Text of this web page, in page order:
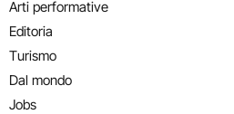
Arti performative
Editoria
Turismo
Dal mondo
Jobs